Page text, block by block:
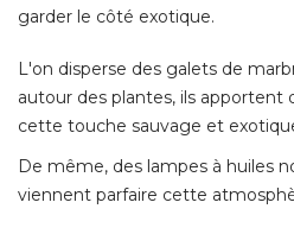
garder le côté exotique.
L'on disperse des galets de
autour des plantes, ils
cette touche sauvage et
De même, des lampes à huiles
viennent parfaire cette